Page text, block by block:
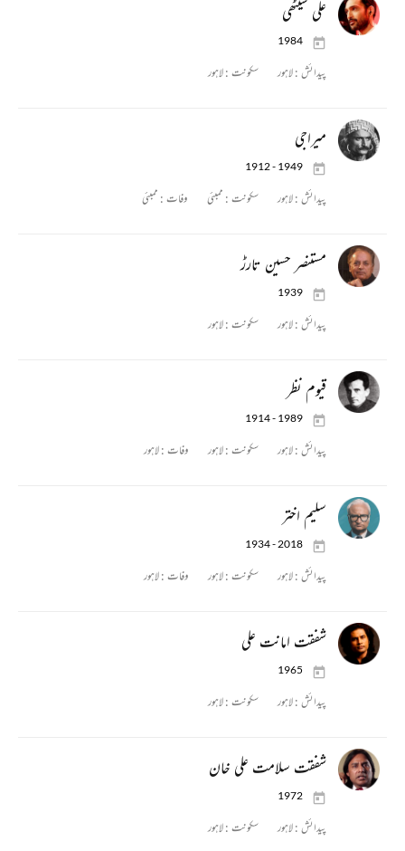
علی سیٹھی
1984
پیدائش :لاہور سکونت :لاہور
میراجی
1912 - 1949
پیدائش :لاہور سکونت : ممبئی وفات : ممبئی
مستنصر حسین تارڑ
1939
پیدائش :لاہور سکونت :لاہور
قیوم نظر
1914 - 1989
پیدائش :لاہور سکونت :لاہور وفات :لاہور
سلیم اختر
1934 - 2018
پیدائش :لاہور سکونت :لاہور وفات :لاہور
شفقت امانت علی
1965
پیدائش :لاہور سکونت :لاہور
شفقت سلامت علی خان
1972
پیدائش :لاہور سکونت :لاہور